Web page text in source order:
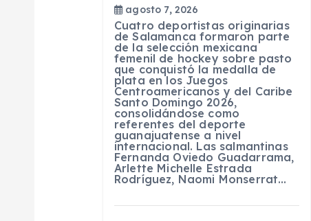
agosto 7, 2026
Cuatro deportistas originarias
de Salamanca formaron parte
de la selección mexicana
femenil de hockey sobre pasto
que conquistó la medalla de
plata en los Juegos
Centroamericanos y del Caribe
Santo Domingo 2026,
consolidándose como
referentes del deporte
guanajuatense a nivel
internacional. Las salmantinas
Fernanda Oviedo Guadarrama,
Arlette Michelle Estrada
Rodríguez, Naomi Monserrat…